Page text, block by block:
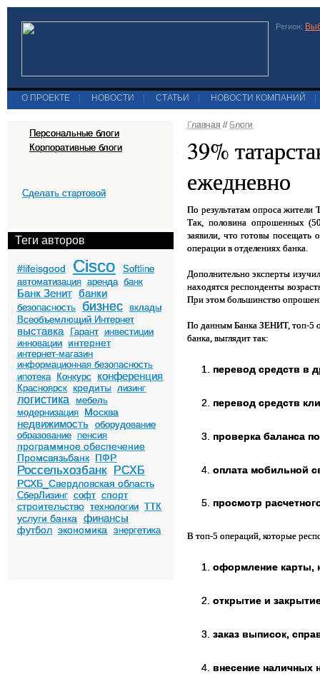
Регион:
О ПРОЕКТЕ НОВОСТИ СТАТЬИ НОВОСТИ КОМПАНИЙ
Персональные блоги
Корпоративные блоги
Сделать стартовой
Теги авторов
#lifeisgood Cisco
Softline
автоматизация аренда банк
Банк Зенит банки
безопасность бизнес
вклады
Всеобъемлющий Интернет
выставка Гарант инвестиции
инновации
интернет
интернет-магазин
информационная безопасность
ипотека
Конкурс конференция
Красноярск кредиты лизинг
логистика
мебель
модернизация
Москва
недвижимость оборудование
образование пенсия
программное обеспечение
Промсвязьбанк ПФР
Россельхозбанк РСХБ
РСХБ_Свердловская область
СберЛизинг софт спорт
строительство технологии ТТК
услуги банка финансы
футбол экономика энергетика
Главная // Блоги
39%
ежедневно
По результатам опроса
Так, половина опрошенных
заявили, что готовы посещать
операции в отделениях банка.
Дополнительно эксперты
находятся респонденты
При этом большинство
По данным Банка ЗЕНИТ, топ-5
банка, выглядит так:
перевод средств в
перевод средств
проверка баланса
оплата мобильной
просмотр
В топ-5 операций, которые
оформление карты,
открытие и
заказ выписок,
внесение наличных